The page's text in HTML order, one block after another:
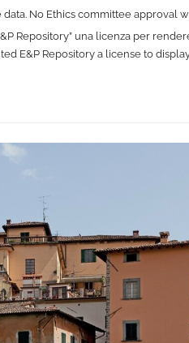
No Ethics committee approval
Repository” una licenza per
E&P Repository a license to